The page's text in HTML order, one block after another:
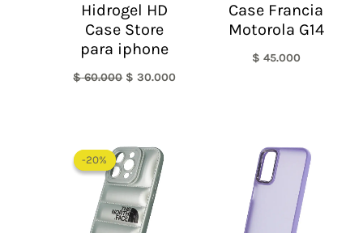
Hidrogel HD
Case Store
para iphone
$60.000 $ 30.000
Case Francia
Motorola G14
$ 45.000
-20%
-20%
precio
original
era:
$ 60.000.